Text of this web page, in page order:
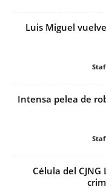
Luis Miguel
Intensa pelea de
Célula del